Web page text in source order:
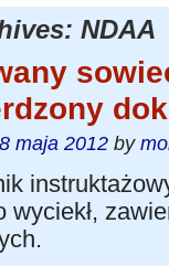
NDAA
8 maja 2012 by
wyciekł,